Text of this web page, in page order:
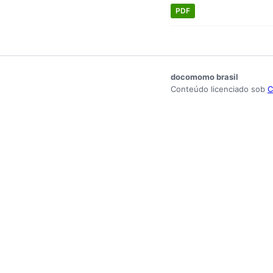
PDF
docomomo brasil
Conteúdo licenciado sob